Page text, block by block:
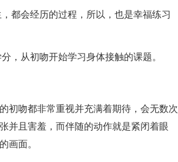
都会经历的过程，所以，也是幸福练习
，从初吻开始学习身体接触的课题。
初吻都非常重视并充满着期待，会无数次
并且害羞，而伴随的动作就是紧闭着眼
画面。